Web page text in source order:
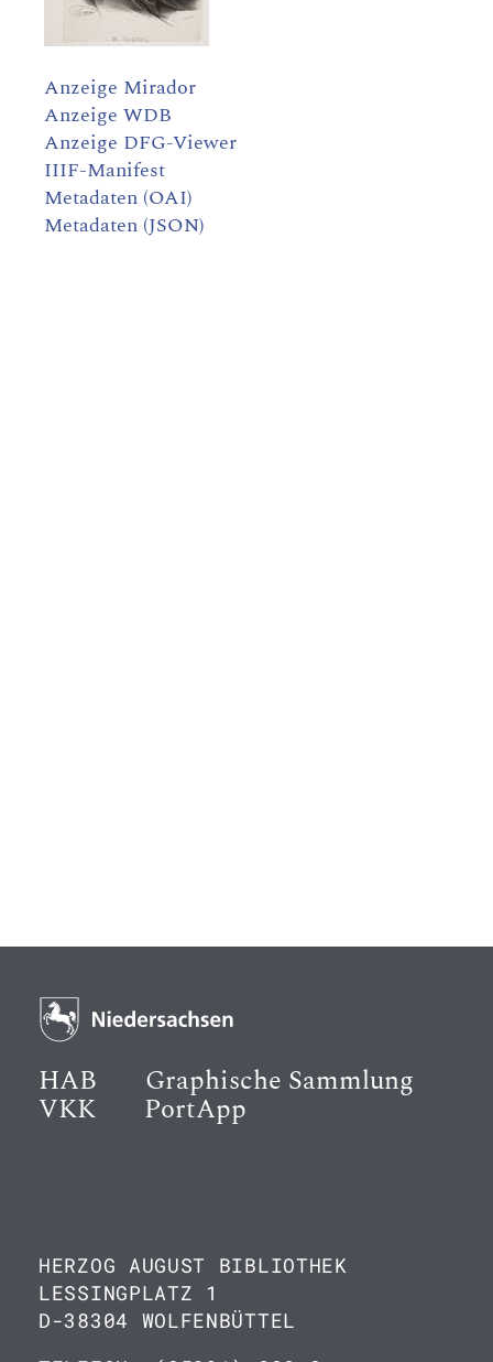
Anzeige Mirador
Anzeige WDB
Anzeige DFG-Viewer
IIIF-Manifest
Metadaten (OAI)
Metadaten (JSON)
HAB Graphische Sammlung
VKK PortApp
HERZOG AUGUST BIBLIOTHEK
LESSINGPLATZ 1
D-38304 WOLFENBÜTTEL